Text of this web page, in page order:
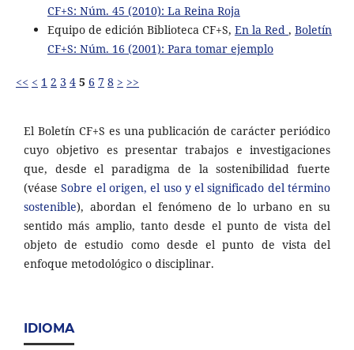
CF+S: Núm. 45 (2010): La Reina Roja
Equipo de edición Biblioteca CF+S, En la Red , Boletín
CF+S: Núm. 16 (2001): Para tomar ejemplo
<< < 1 2 3 4 5 6 7 8 > >>
El Boletín CF+S es una publicación de carácter periódico
cuyo objetivo es presentar trabajos e investigaciones
que, desde el paradigma de la sostenibilidad fuerte
(véaseSobre el origen, el uso y el significado del término
sostenible), abordan el fenómeno de lo urbano en su
sentido más amplio, tanto desde el punto de vista del
objeto de estudio como desde el punto de vista del
enfoque metodológico o disciplinar.
IDIOMA